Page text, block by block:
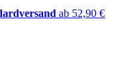
ab 52,90 €